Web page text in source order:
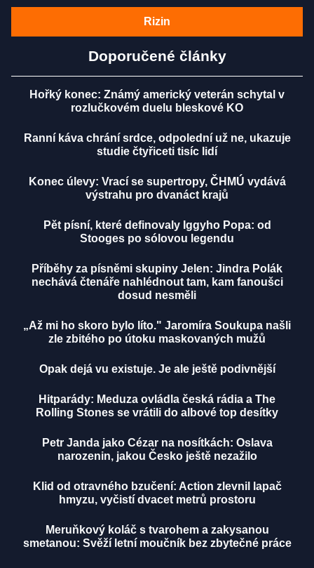
Rizin
Doporučené články
Hořký konec: Známý americký veterán schytal v
rozlučkovém duelu bleskové KO
Ranní káva chrání srdce, odpolední už ne, ukazuje
studie čtyřiceti tisíc lidí
Konec úlevy: Vrací se supertropy, ČHMÚ vydává
výstrahu pro dvanáct krajů
Pět písní, které definovaly Iggyho Popa: od
Stooges po sólovou legendu
Příběhy za písněmi skupiny Jelen: Jindra Polák
nechává čtenáře nahlédnout tam, kam fanoušci
dosud nesměli
„Až mi ho skoro bylo líto." Jaromíra Soukupa našli
zle zbitého po útoku maskovaných mužů
Opak dejá vu existuje. Je ale ještě podivnější
Hitparády: Meduza ovládla česká rádia a The
Rolling Stones se vrátili do albové top desítky
Petr Janda jako Cézar na nosítkách: Oslava
narozenin, jakou Česko ještě nezažilo
Klid od otravného bzučení: Action zlevnil lapač
hmyzu, vyčistí dvacet metrů prostoru
Meruňkový koláč s tvarohem a zakysanou
smetanou: Svěží letní moučník bez zbytečné práce